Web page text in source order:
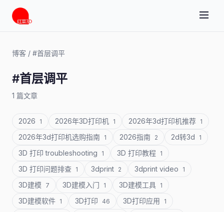
博客 / #首层调平
#首层调平
1 篇文章
2026 1 2026年3D打印机 1 2026年3d打印机推荐 1
2026年3d打印机选购指南 1 2026指南 2 2d转3d 1
3D 打印 troubleshooting 1 3D 打印教程 1
3D 打印问题排查 1 3dprint 2 3dprint video 1
3D建模 7 3D建模入门 1 3D建模工具 1
3D建模软件 1 3D打印 46 3D打印应用 1